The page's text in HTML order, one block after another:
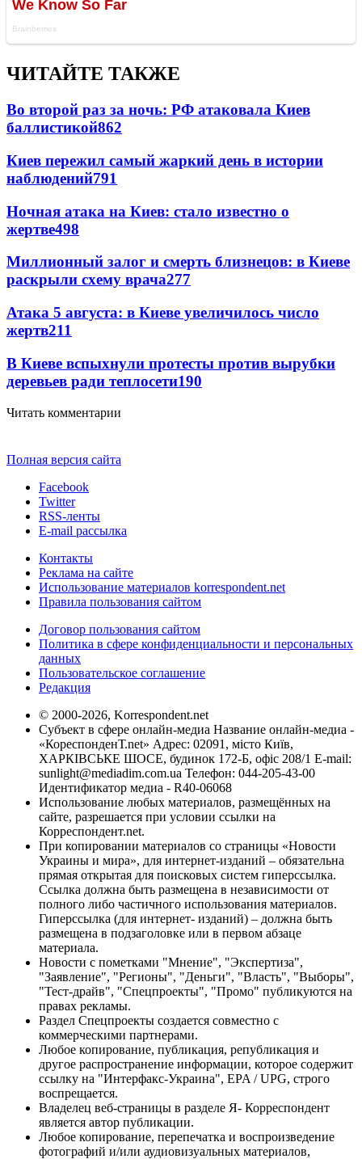
ЧИТАЙТЕ ТАКЖЕ
Во второй раз за ночь: РФ атаковала Киев
баллистикой862
Киев пережил самый жаркий день в истории
наблюдений791
Ночная атака на Киев: стало известно о
жертве498
Миллионный залог и смерть близнецов: в Киеве
раскрыли схему врача277
Атака 5 августа: в Киеве увеличилось число
жертв211
В Киеве вспыхнули протесты против вырубки
деревьев ради теплосети190
Читать комментарии
Полная версия сайта
Facebook
Twitter
RSS-ленты
E-mail рассылка
Контакты
Реклама на сайте
Использование материалов korrespondent.net
Правила пользования сайтом
Договор пользования сайтом
Политика в сфере конфиденциальности и персональных
данных
Пользовательское соглашение
Редакция
© 2000-2026, Korrespondent.net
Субъект в сфере онлайн-медиа Название онлайн-медиа -
«КореспонденТ.net» Адрес: 02091, місто Київ,
ХАРКІВСЬКЕ ШОСЕ, будинок 172-Б, офіс 208/1 E-mail:
sunlight@mediadim.com.ua Телефон: 044-205-43-00
Идентификатор медиа - R40-06068
Использование любых материалов, размещённых на
сайте, разрешается при условии ссылки на
Корреспондент.net.
При копировании материалов со страницы «Новости
Украины и мира», для интернет-изданий – обязательна
прямая открытая для поисковых систем гиперссылка.
Ссылка должна быть размещена в независимости от
полного либо частичного использования материалов.
Гиперссылка (для интернет- изданий) – должна быть
размещена в подзаголовке или в первом абзаце
материала.
Новости с пометками "Мнение", "Экспертиза",
"Заявление", "Регионы", "Деньги", "Власть", "Выборы",
"Тест-драйв", "Спецпроекты", "Промо" публикуются на
правах рекламы.
Раздел Спецпроекты создается совместно с
коммерческими партнерами.
Любое копирование, публикация, републикация и
другое распространение информации, которое содержит
ссылку на "Интерфакс-Украина", EPA / UPG, строго
воспрещается.
Владелец веб-страницы в разделе Я- Корреспондент
является автор публикации.
Любое копирование, перепечатка и воспроизведение
фотографий и/или аудиовизуальных материалов,